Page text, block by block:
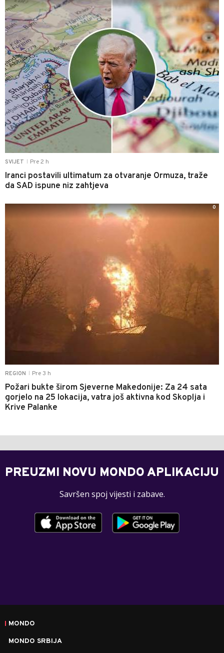
SVIJET Pre 2 h
Iranci postavili ultimatum za otvaranje Ormuza, traže
da SAD ispune niz zahtjeva
REGION Pre 3 h
Požari bukte širom Sjeverne Makedonije: Za 24 sata
gorjelo na 25 lokacija, vatra još aktivna kod Skoplja i
Krive Palanke
0
PREUZMI NOVU MONDO APLIKACIJU
Savršen spoj vijesti i zabave.
MONDO
MONDO SRBIJA